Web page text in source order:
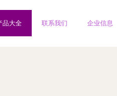
品大全 联系我们 企业信息